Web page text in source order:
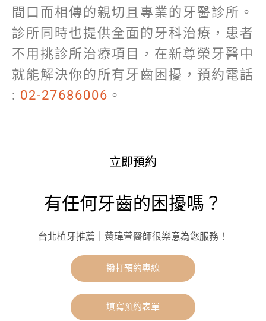
間口而相傳的親切且專業的牙醫診所。
診所同時也提供全面的牙科治療，患者
不用挑診所治療項目，在新尊榮牙醫中
就能解決你的所有牙齒困擾，預約電話
: 02-27686006 。
立即預約
有任何牙齒的困擾嗎？
台北植牙推薦｜黃瑋萱醫師很樂意為您服務！
撥打預約專線
填寫預約表單